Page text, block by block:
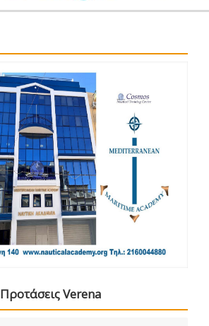
Προτάσεις Verena